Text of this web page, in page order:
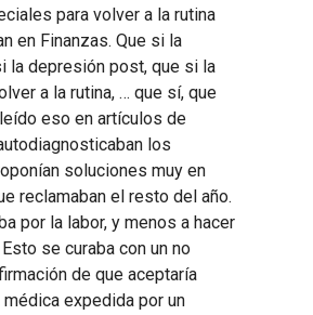
para volver a la rutina
en Finanzas. Que si la
la depresión post, que si la
a la rutina, … que sí, que
eso en artículos de
los
soluciones muy en
reclamaban el resto del año.
por la labor, y menos a hacer
se curaba con un no
de que aceptaría
médica expedida por un